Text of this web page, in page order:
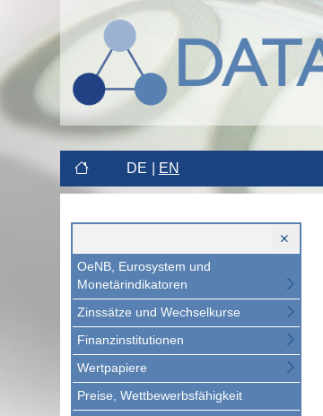
DE EN
OeNB, Eurosystem und
Monetärindikatoren
Zinssätze und Wechselkurse
Finanzinstitutionen
Wertpapiere
Preise, Wettbewerbsfähigkeit